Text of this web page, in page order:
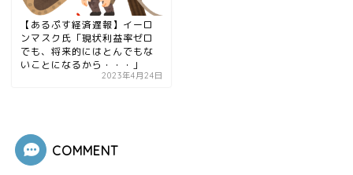
【あるぷす経済遅報】イーロ
ンマスク氏「現状利益率ゼロ
でも、将来的にはとんでもな
いことになるから・・・」
2023年4月24日
COMMENT